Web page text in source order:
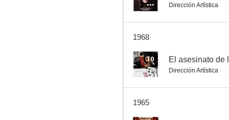
Dirección Artística
1968
10
Dirección Artística
1965